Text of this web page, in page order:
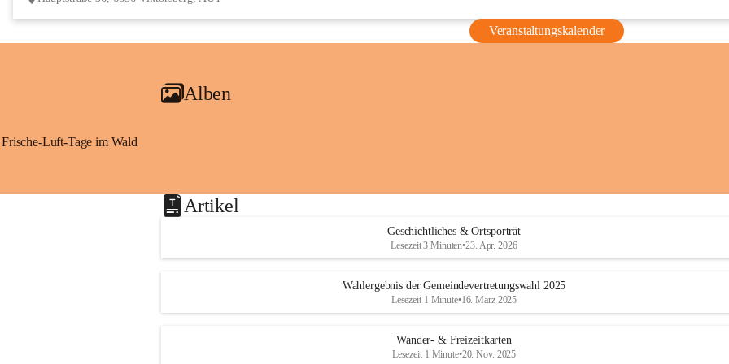
Veranstaltungskalender
Alben
Frische-Luft-Tage im Wald
Artikel
Geschichtliches & Ortsporträt
Lesezeit 3 Minuten•23. Apr. 2026
Wahlergebnis der Gemeindevertretungswahl 2025
Lesezeit 1 Minute•16. März 2025
Wander- & Freizeitkarten
Lesezeit 1 Minute•20. Nov. 2025